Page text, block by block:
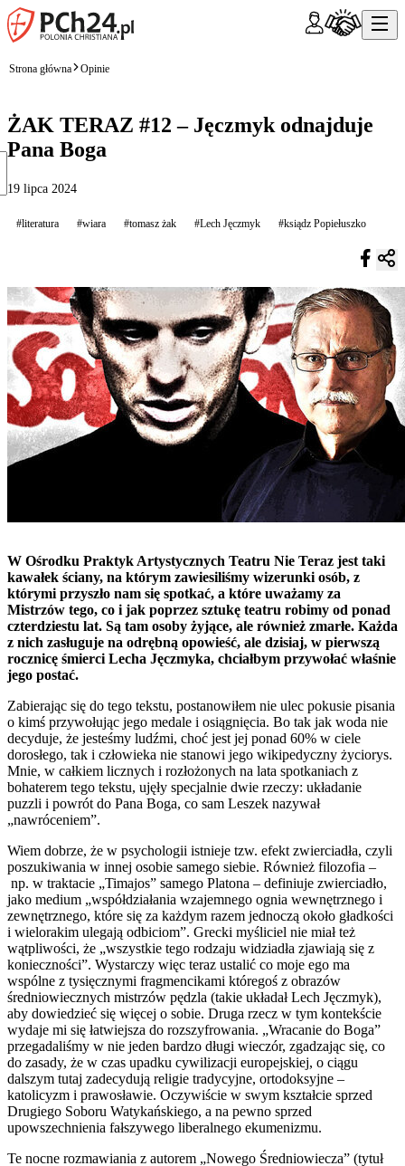
Strona główna Opinie
ŻAK TERAZ #12 – Jęczmyk odnajduje
Pana Boga
19 lipca 2024
#literatura #wiara #tomasz żak #Lech Jęczmyk #ksiądz Popiełuszko
W Ośrodku Praktyk Artystycznych Teatru Nie Teraz jest taki
kawałek ściany, na którym zawiesiliśmy wizerunki osób, z
którymi przyszło nam się spotkać, a które uważamy za
Mistrzów tego, co i jak poprzez sztukę teatru robimy od ponad
czterdziestu lat. Są tam osoby żyjące, ale również zmarłe. Każda
z nich zasługuje na odrębną opowieść, ale dzisiaj, w pierwszą
rocznicę śmierci Lecha Jęczmyka, chciałbym przywołać właśnie
jego postać.
Zabierając się do tego tekstu, postanowiłem nie ulec pokusie pisania
o kimś przywołując jego medale i osiągnięcia. Bo tak jak woda nie
decyduje, że jesteśmy ludźmi, choć jest jej ponad 60% w ciele
dorosłego, tak i człowieka nie stanowi jego wikipedyczny życiorys.
Mnie, w całkiem licznych i rozłożonych na lata spotkaniach z
bohaterem tego tekstu, ujęły specjalnie dwie rzeczy: układanie
puzzli i powrót do Pana Boga, co sam Leszek nazywał
„nawróceniem”.
Wiem dobrze, że w psychologii istnieje tzw. efekt zwierciadła, czyli
poszukiwania w innej osobie samego siebie. Również filozofia –
np. w traktacie „Timajos” samego Platona – definiuje zwierciadło,
jako medium „współdziałania wzajemnego ognia wewnętrznego i
zewnętrznego, które się za każdym razem jednoczą około gładkości
i wielorakim ulegają odbiciom”. Grecki myśliciel nie miał też
wątpliwości, że „wszystkie tego rodzaju widziadła zjawiają się z
konieczności”. Wystarczy więc teraz ustalić co moje ego ma
wspólne z tysięcznymi fragmencikami któregoś z obrazów
średniowiecznych mistrzów pędzla (takie układał Lech Jęczmyk),
aby dowiedzieć się więcej o sobie. Druga rzecz w tym kontekście
wydaje mi się łatwiejsza do rozszyfrowania. „Wracanie do Boga”
przegadaliśmy w nie jeden bardzo długi wieczór, zgadzając się, co
do zasady, że w czas upadku cywilizacji europejskiej, o ciągu
dalszym tutaj zadecydują religie tradycyjne, ortodoksyjne –
katolicyzm i prawosławie. Oczywiście w swym kształcie sprzed
Drugiego Soboru Watykańskiego, a na pewno sprzed
upowszechnienia fałszywego liberalnego ekumenizmu.
Te nocne rozmawiania z autorem „Nowego Średniowiecza” (tytuł